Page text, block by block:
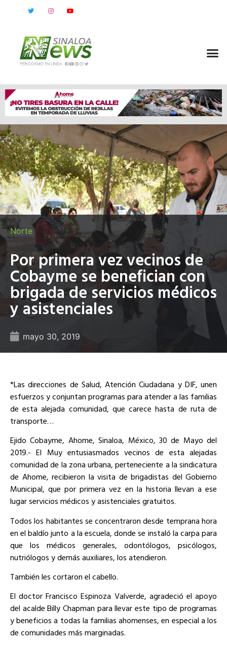
Norte
Por primera vez vecinos de
Cobayme se benefician con
brigada de servicios médicos
y asistenciales
mayo 30, 2019
*Las direcciones de Salud, Atención Ciudadana y DIF, unen
esfuerzos y conjuntan programas para atender a las familias
de esta alejada comunidad, que carece hasta de ruta de
transporte…
Ejido Cobayme, Ahome, Sinaloa, México, 30 de Mayo del
2019.- El Muy entusiasmados vecinos de esta alejadas
comunidad de la zona urbana, perteneciente a la sindicatura
de Ahome, recibieron la visita de brigadistas del Gobierno
Municipal, que por primera vez en la historia llevan a ese
lugar servicios médicos y asistenciales gratuitos.
Todos los habitantes se concentraron desde temprana hora
en el baldío junto a la escuela, donde se instaló la carpa para
que los médicos generales, odontólogos, psicólogos,
nutriólogos y demás auxiliares, los atendieron.
También les cortaron el cabello.
El doctor Francisco Espinoza Valverde, agradeció el apoyo
del acalde Billy Chapman para llevar este tipo de programas
y beneficios a todas la familias ahomenses, en especial a los
de comunidades más marginadas.